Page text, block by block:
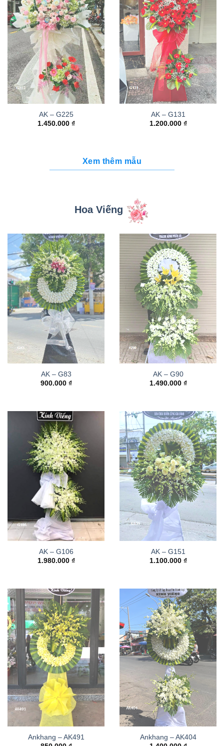
AK – G225
1.450.000 ₫
AK – G131
1.200.000 ₫
Xem thêm mẫu
Hoa Viếng
AK – G83
900.000 ₫
AK – G90
1.490.000 ₫
AK – G106
1.980.000 ₫
AK – G151
1.100.000 ₫
Ankhang – AK491
Ankhang – AK404